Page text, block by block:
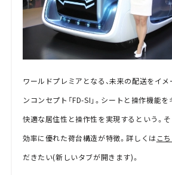
ワールドプレミアとなる、未来の配送をイ
ンコンセプト「FD-SI」。シートと操作機能を
快適な居住性と操作性を実現するという。
効率に優れた荷台構造が特徴。詳しくはこ
だきたい(新しいタブが開きます)。